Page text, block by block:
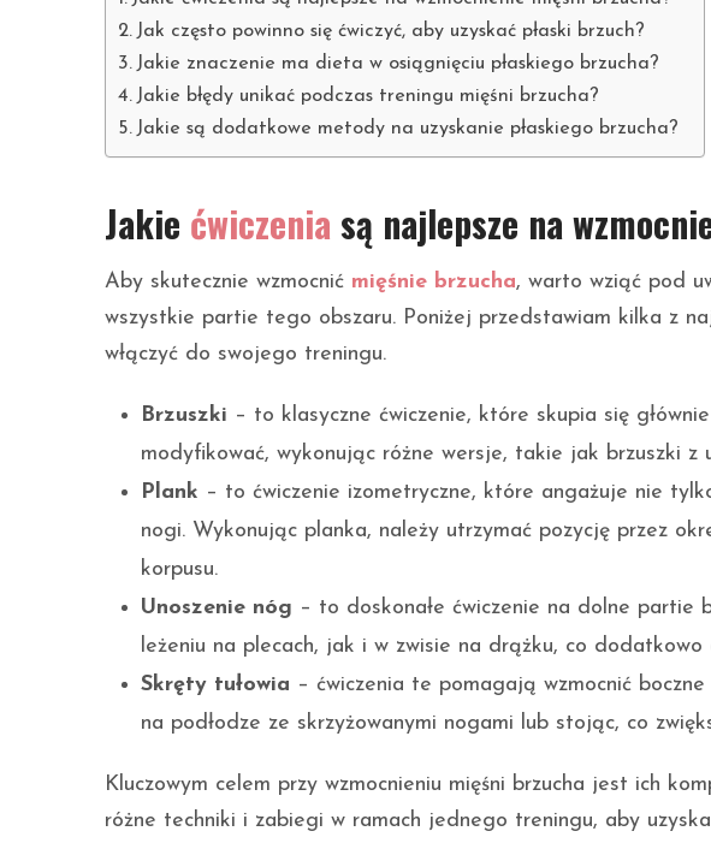
Jak często powinno się ćwiczyć, aby uzyskać płaski brzuch?
Jakie znaczenie ma dieta w osiągnięciu płaskiego brzucha?
Jakie błędy unikać podczas treningu mięśni brzucha?
Jakie są dodatkowe metody na uzyskanie płaskiego brzucha?
Jakie ćwiczeniasą najlepsze na
Aby skutecznie wzmocnić mięśnie brzucha, warto wziąć pod
wszystkie partie tego obszaru. Poniżej przedstawiam kilka z
włączyć do swojego treningu.
Brzuszki – to klasyczne ćwiczenie, które skupia się
modyfikować, wykonując różne wersje, takie jak brzuszki z
Plank – to ćwiczenie izometryczne, które angażuje nie
nogi. Wykonując planka, należy utrzymać pozycję przez
korpusu.
Unoszenie nóg – to doskonałe ćwiczenie na dolne partie
leżeniu na plecach, jak i w zwisie na drążku, co dodatkowo
Skręty tułowia – ćwiczenia te pomagają wzmocnić
na podłodze ze skrzyżowanymi nogami lub stojąc, co
Kluczowym celem przy wzmocnieniu mięśni brzucha jest ich
różne techniki i zabiegi w ramach jednego treningu, aby